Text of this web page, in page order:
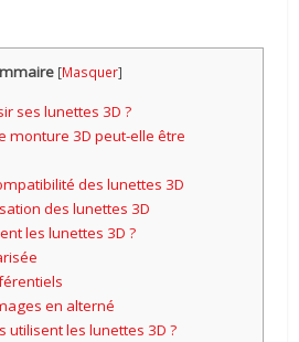
[Masquer]
ses lunettes 3D ?
monture 3D peut-elle être
des lunettes 3D
des lunettes 3D
les lunettes 3D ?
en alterné
utilisent les lunettes 3D ?